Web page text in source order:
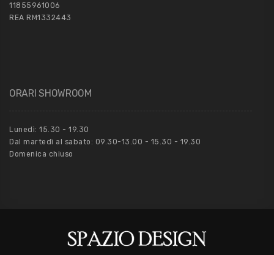
11855961006
REA RM1332443
ORARI SHOWROOM
Lunedì: 15.30 - 19.30
Dal martedì al sabato: 09.30-13.00 - 15.30 - 19.30
Domenica chiuso